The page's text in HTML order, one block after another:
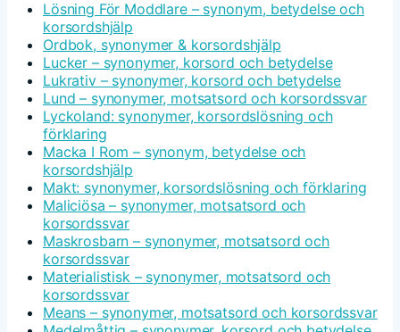
Lösning För Moddlare – synonym, betydelse och
korsordshjälp
Ordbok, synonymer & korsordshjälp
Lucker – synonymer, korsord och betydelse
Lukrativ – synonymer, korsord och betydelse
Lund – synonymer, motsatsord och korsordssvar
Lyckoland: synonymer, korsordslösning och
förklaring
Macka I Rom – synonym, betydelse och
korsordshjälp
Makt: synonymer, korsordslösning och förklaring
Maliciösa – synonymer, motsatsord och
korsordssvar
Maskrosbarn – synonymer, motsatsord och
korsordssvar
Materialistisk – synonymer, motsatsord och
korsordssvar
Means – synonymer, motsatsord och korsordssvar